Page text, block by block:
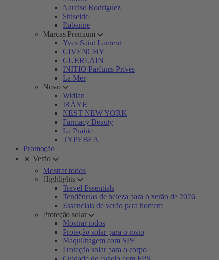
Narciso Rodriguez
Shiseido
Rabanne
Marcas Premium
Yves Saint Laurent
GIVENCHY
GUERLAIN
INITIO Parfums Privés
La Mer
Novo
Widian
IRÄYE
NEST NEW YORK
Farmacy Beauty
La Prairie
TYPEBEA
Promoção
☀️ Verão
Mostrar todos
Highlights
Travel Essentials
Tendências de beleza para o verão de 2026
Essenciais de verão para homem
Proteção solar
Mostrar todos
Proteção solar para o rosto
Maquilhagem com SPF
Proteção solar para o corpo
Cuidado de cabelo com FPS